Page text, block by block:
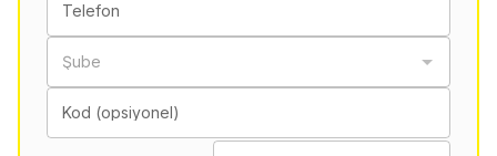
Telefon
Şube
Kod (opsiyonel)